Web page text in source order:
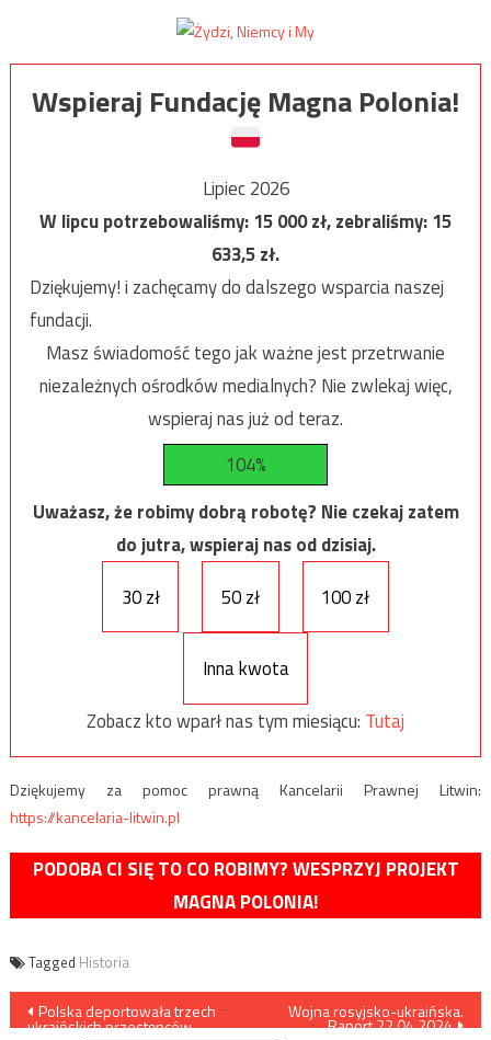
Wspieraj Fundację Magna Polonia!
Lipiec 2026
W lipcu potrzebowaliśmy:15 000zł, zebraliśmy:15
633,5zł.
Dziękujemy! i zachęcamy do dalszego wsparcia naszej
fundacji.
Masz świadomość tego jak ważne jest przetrwanie
niezależnych ośrodków medialnych? Nie zwlekaj więc,
wspieraj nas już od teraz.
104%
Uważasz, że robimy dobrą robotę? Nie czekaj zatem
do jutra, wspieraj nas od dzisiaj.
30 zł
50 zł 100 zł
Inna kwota
Zobacz kto wparł nas tym miesiącu: Tutaj
Dziękujemy za pomoc prawną Kancelarii Prawnej Litwin:
https://kancelaria-litwin.pl
PODOBA CI SIĘ TO CO ROBIMY? WESPRZYJ PROJEKT
MAGNA POLONIA!
Tagged Historia
Nawigacja
Polska deportowała trzech
ukraińskich przestępców
Wojna rosyjsko-ukraińska.
Raport 22.04.2024